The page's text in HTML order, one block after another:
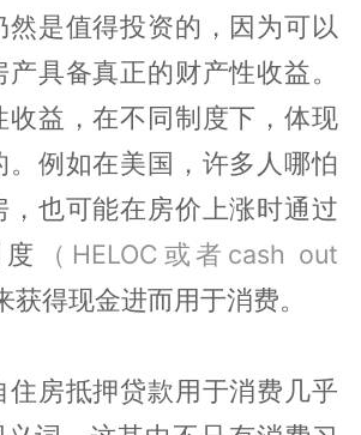
然是值得投资的，因为可以
具备真正的财产性收益。
收益，在不同制度下，体现
。例如在美国，许多人哪怕
，也可能在房价上涨时通过
（HELOC或者cash out
获得现金进而用于消费。
住房抵押贷款用于消费几乎